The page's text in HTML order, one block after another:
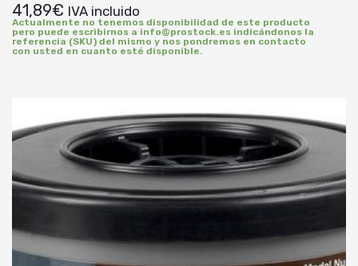
41,89€ IVA incluido
Actualmente no tenemos disponibilidad de este producto
pero puede escribirnos a info@prostock.es indicándonos la
referencia (SKU) del mismo y nos pondremos en contacto
con usted en cuanto esté disponible.